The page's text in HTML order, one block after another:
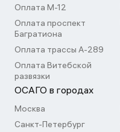
Оплата М-12
Оплата проспект
Багратиона
Оплата трассы А-289
Оплата Витебской
развязки
ОСАГО в городах
Москва
Санкт-Петербург